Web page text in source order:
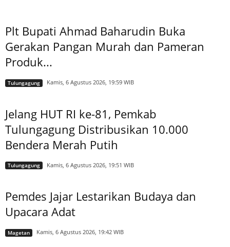
Plt Bupati Ahmad Baharudin Buka
Gerakan Pangan Murah dan Pameran
Produk...
Tulungagung Kamis, 6 Agustus 2026, 19:59 WIB
Jelang HUT RI ke-81, Pemkab
Tulungagung Distribusikan 10.000
Bendera Merah Putih
Tulungagung Kamis, 6 Agustus 2026, 19:51 WIB
Pemdes Jajar Lestarikan Budaya dan
Upacara Adat
Magetan Kamis, 6 Agustus 2026, 19:42 WIB